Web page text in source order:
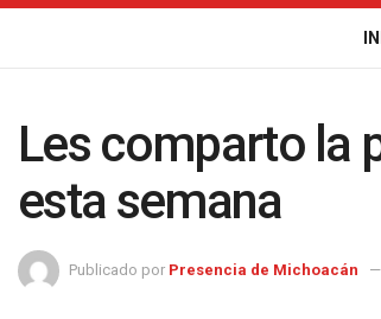
Les comparto la
esta semana
Publicado por Presencia de Michoacán